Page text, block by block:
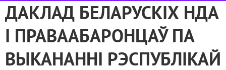
ДАКЛАД БЕЛАРУСКІХ НДА
І ПРАВААБАРОНЦАЎ ПА
ВЫКАНАННІ РЭСПУБЛІКАЙ